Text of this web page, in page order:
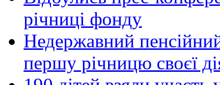
річниці фонду
Недержавний
першу річницю своєї